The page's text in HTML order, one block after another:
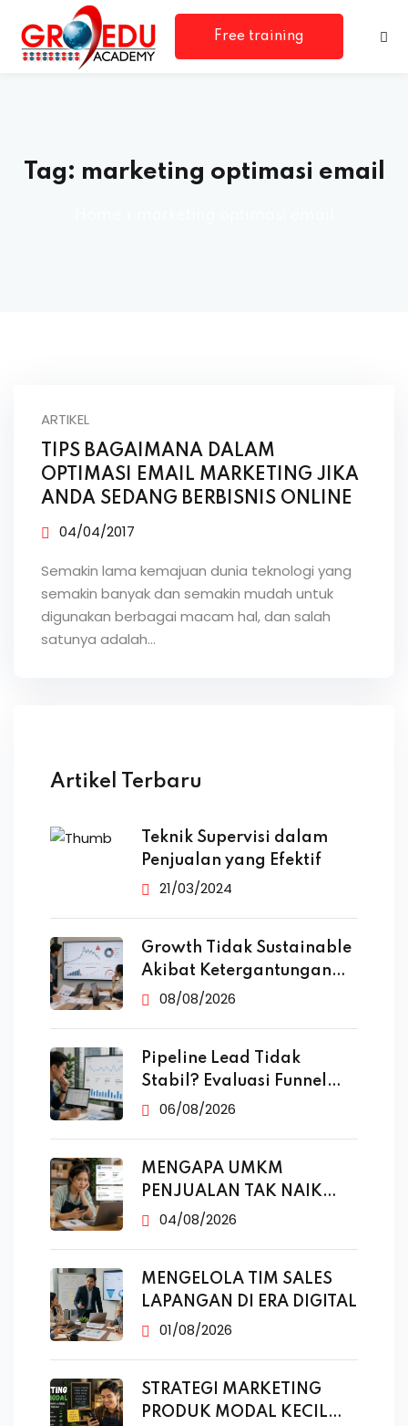
Free training
Tag: marketing optimasi email
ARTIKEL
TIPS BAGAIMANA DALAM
OPTIMASI EMAIL MARKETING JIKA
ANDA SEDANG BERBISNIS ONLINE
04/04/2017
Semakin lama kemajuan dunia teknologi yang
semakin banyak dan semakin mudah untuk
digunakan berbagai macam hal, dan salah
satunya adalah…
Artikel Terbaru
Teknik Supervisi dalam
Penjualan yang Efektif
21/03/2024
Growth Tidak Sustainable
Akibat Ketergantungan
Iklan
08/08/2026
Pipeline Lead Tidak
Stabil? Evaluasi Funnel
Marketing
06/08/2026
MENGAPA UMKM
PENJUALAN TAK NAIK
MESKI SUDAH
04/08/2026
MENGELOLA TIM SALES
LAPANGAN DI ERA DIGITAL
01/08/2026
STRATEGI MARKETING
PRODUK MODAL KECIL